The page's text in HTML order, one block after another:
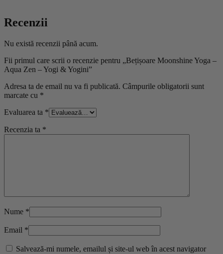
Recenzii
Nu există recenzii până acum.
Fii primul care scrii o recenzie pentru „Bețișoare Moonshine Yoga –
Aqua Zen – Yogi & Yogini”
Adresa ta de email nu va fi publicată. Câmpurile obligatorii sunt
marcate cu *
Evaluarea ta *
Recenzia ta *
Nume *
Email *
Salvează-mi numele, emailul și site-ul web în acest navigator